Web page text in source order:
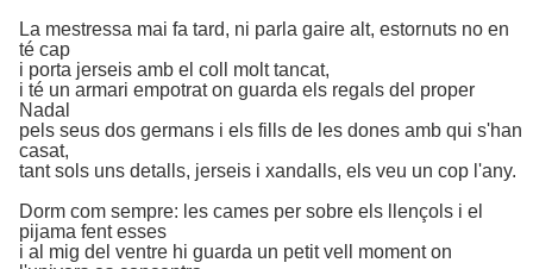
La mestressa mai fa tard, ni parla gaire alt, estornuts no en
té cap
i porta jerseis amb el coll molt tancat,
i té un armari empotrat on guarda els regals del proper
Nadal
pels seus dos germans i els fills de les dones amb qui s'han
casat,
tant sols uns detalls, jerseis i xandalls, els veu un cop l'any.
Dorm com sempre: les cames per sobre els llençols i el
pijama fent esses
i al mig del ventre hi guarda un petit vell moment on